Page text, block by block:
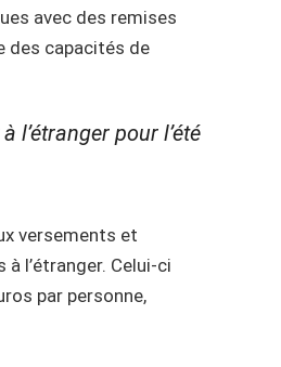
avec des remises
des capacités de
l’étranger pour l’été
versements et
l’étranger. Celui-ci
par personne,